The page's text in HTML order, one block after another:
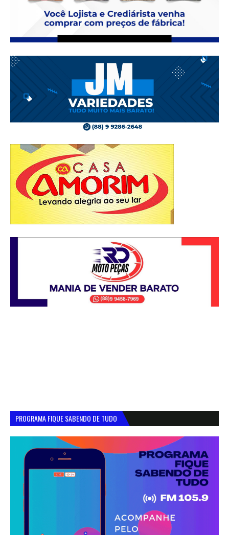
PROGRAMA FIQUE SABENDO DE TUDO